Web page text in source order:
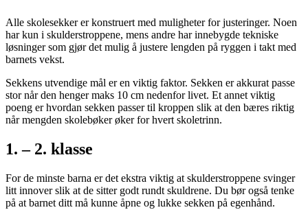
Alle skolesekker er konstruert med muligheter for justeringer. Noen
har kun i skulderstroppene, mens andre har innebygde tekniske
løsninger som gjør det mulig å justere lengden på ryggen i takt med
barnets vekst.
Sekkens utvendige mål er en viktig faktor. Sekken er akkurat passe
stor når den henger maks 10 cm nedenfor livet. Et annet viktig
poeng er hvordan sekken passer til kroppen slik at den bæres riktig
når mengden skolebøker øker for hvert skoletrinn.
1. – 2. klasse
For de minste barna er det ekstra viktig at skulderstroppene svinger
litt innover slik at de sitter godt rundt skuldrene. Du bør også tenke
på at barnet ditt må kunne åpne og lukke sekken på egenhånd.